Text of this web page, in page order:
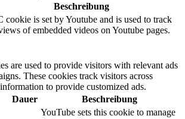
Beschreibung
cookie is set by Youtube and is used to track
of embedded videos on Youtube pages.
are used to provide visitors with relevant ads
These cookies track visitors across
to provide customized ads.
Dauer Beschreibung
YouTube sets this cookie to manage